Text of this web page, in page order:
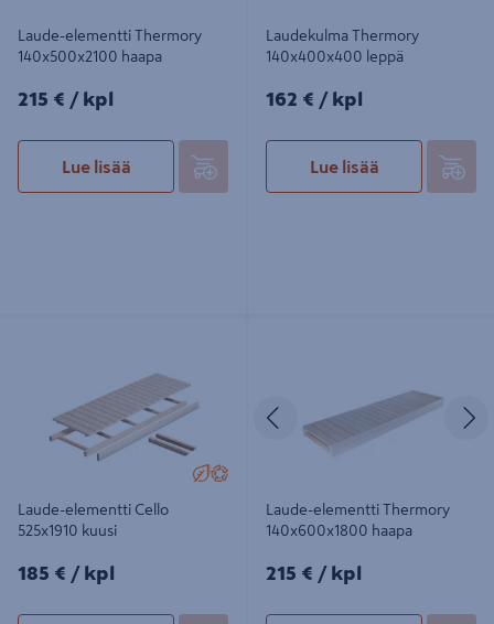
Laude-elementti Thermory
140x500x2100 haapa
215€/kpl
215 € / kpl
Lue lisää
Laudekulma Thermory
140x400x400 leppä
162€/kpl
162 € / kpl
Lue lisää
Laude-elementti Cello
525x1910 kuusi
185€/kpl
185 € / kpl
Edellinen
Laude-elementti Thermory
140x600x1800 haapa
215€/kpl
215 € / kpl